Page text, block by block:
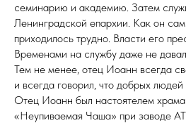
семинарию и академию. Затем
Ленинградской епархии. Как он
приходилось трудно. Власти его
Временами на службу даже не
Тем не менее, отец Иоанн всегда
и всегда говорил, что добрых
Отец Иоанн был настоятелем
«Неупиваемая Чаша» при заводе